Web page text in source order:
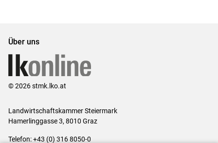
Über uns
© 2026 stmk.lko.at
Landwirtschaftskammer Steiermark
Hamerlinggasse 3, 8010 Graz
Telefon: +43 (0) 316 8050-0